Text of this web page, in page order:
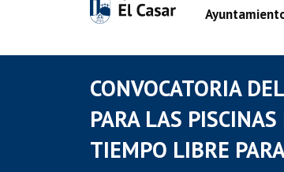
CONVOCATORIA
PARA LAS
TIEMPO LIBRE